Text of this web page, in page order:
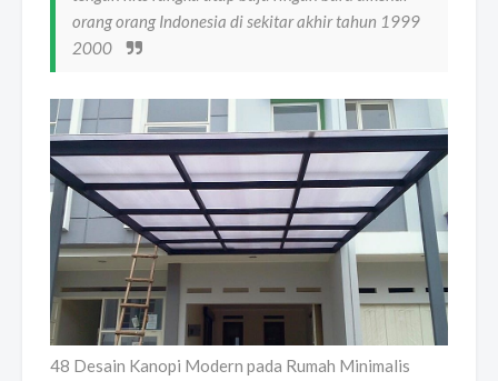
orang orang Indonesia di sekitar akhir tahun 1999
2000
48 Desain Kanopi Modern pada Rumah Minimalis